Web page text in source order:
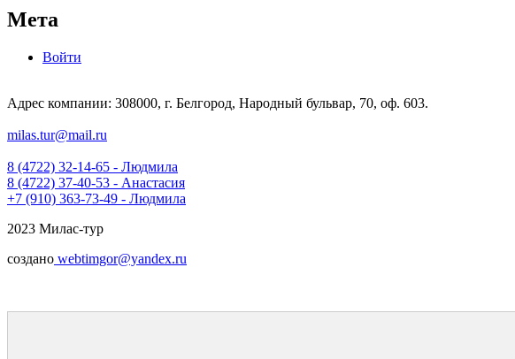
Мета
Войти
Адрес компании: 308000, г. Белгород, Народный бульвар, 70, оф. 603.
milas.tur@mail.ru
8 (4722) 32-14-65 - Людмила
8 (4722) 37-40-53 - Анастасия
+7 (910) 363-73-49 - Людмила
2023 Милас-тур
создано webtimgor@yandex.ru